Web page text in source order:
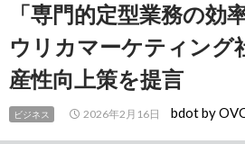
「専門的定型業務の
ウリカマーケティング
産性向上策を提言
ビジネス 2026年2月16日 bdot by